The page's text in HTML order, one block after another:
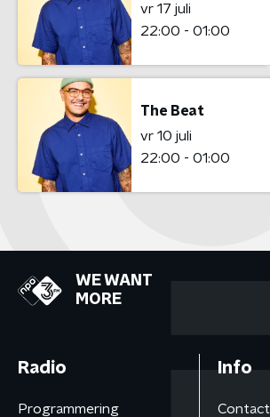
vr 17 juli
22:00 - 01:00
The Beat
vr 10 juli
22:00 - 01:00
WE WANT
MORE
Radio
Programmering
Info
Contact